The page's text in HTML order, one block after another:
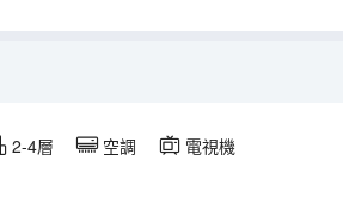
2-4層 空調 電視機